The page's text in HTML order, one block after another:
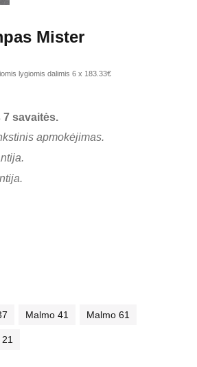
Mister
lygiomis dalimis 6 x 183.33€
7 savaitės.
apmokėjimas.
Malmo 41 Malmo 61